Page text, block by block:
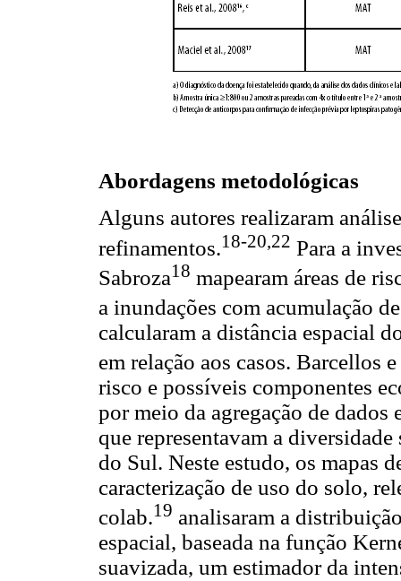
Abordagens metodológicas
Alguns autores realizaram
refinamentos.18-20,22 Para a
Sabroza18 mapearam áreas de
a inundações com acumulação
calcularam a distância espacial
em relação aos casos. Barcellos
risco e possíveis componentes
por meio da agregação de
que representavam a
do Sul. Neste estudo, os mapas
caracterização de uso do solo,
colab.19 analisaram a
espacial, baseada na função
suavizada, um estimador da